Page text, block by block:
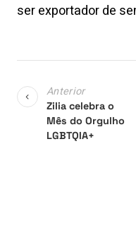
ser exportador de
Anterior
Zilia celebra o
Mês do Orgulho
LGBTQIA+